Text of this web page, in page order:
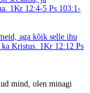
1Kr 12:4-5 Ps 103:1-
aga kõik selle ihu
Kristus. 1Kr 12:12 Ps
mind, olen minagi